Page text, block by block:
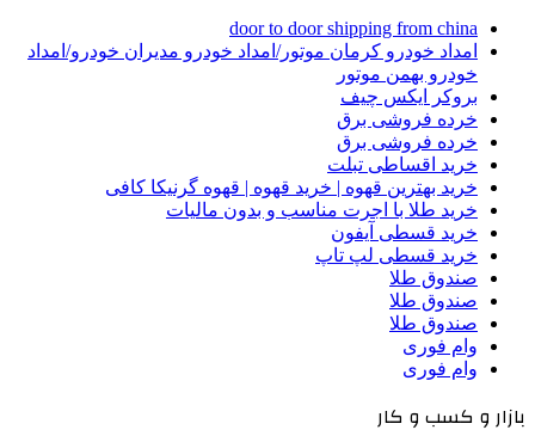
door to door shipping from china
امداد خودرو کرمان موتور/امداد خودرو مدیران خودرو/امداد
خودرو بهمن موتور
بروکر ایکس چیف
خرده فروشی برق
خرده فروشی برق
خرید اقساطی تبلت
خرید بهترین قهوه | خرید قهوه | قهوه گرنیکا کافی
خرید طلا با اجرت مناسب و بدون مالیات
خرید قسطی آیفون
خرید قسطی لپ تاپ
صندوق طلا
صندوق طلا
صندوق طلا
وام فوری
وام فوری
بازار و کسب و کار